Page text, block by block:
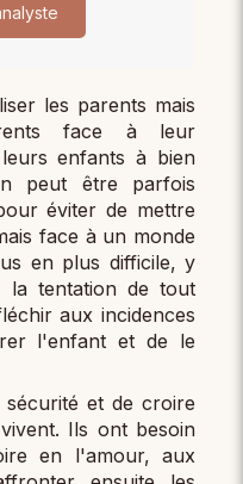
les parents mais
face à leur
enfants à bien
peut être parfois
éviter de mettre
face à un monde
en plus difficile, y
la tentation de tout
aux incidences
l'enfant et de le
et de croire
Ils ont besoin
en l'amour, aux